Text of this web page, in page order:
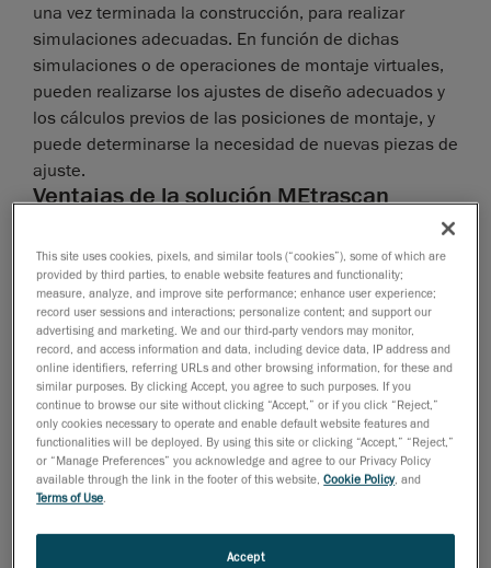
una vez terminada la construcción, para realizar
simulaciones adecuadas. En función de dichas
simulaciones o de operaciones de montaje virtuales,
pueden realizarse los ajustes de diseño adecuados y
los cálculos previos de las posiciones de montaje, y
puede determinarse la necesidad de nuevas piezas de
ajuste.
Ventajas de la solución MEtrascan
La portabilidad y la función de elaboración de
This site uses cookies, pixels, and similar tools (“cookies”), some of which are
provided by third parties, to enable website features and functionality;
measure, analyze, and improve site performance; enhance user experience;
record user sessions and interactions; personalize content; and support our
advertising and marketing. We and our third-party vendors may monitor,
record, and access information and data, including device data, IP address and
online identifiers, referring URLs and other browsing information, for these and
similar purposes. By clicking Accept, you agree to such purposes. If you
continue to browse our site without clicking “Accept,” or if you click “Reject,”
only cookies necessary to operate and enable default website features and
functionalities will be deployed. By using this site or clicking “Accept,” “Reject,”
or “Manage Preferences” you acknowledge and agree to our Privacy Policy
available through the link in the footer of this website,Cookie Policy, and
Terms of Use.
Accept